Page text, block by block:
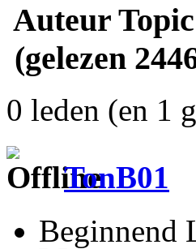
Auteur
(gelezen
0 leden (en 1
TonB01
Beginnend